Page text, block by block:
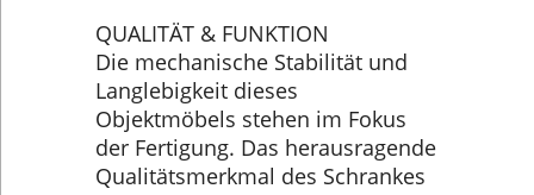
QUALITÄT & FUNKTION
Die mechanische Stabilität und
Langlebigkeit dieses
Objektmöbels stehen im Fokus
der Fertigung. Das herausragende
Qualitätsmerkmal des Schrankes